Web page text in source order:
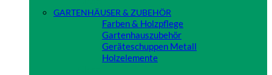
GARTENHÄUSER & ZUBEHÖR
Farben & Holzpflege
Gartenhauszubehör
Geräteschuppen Metall
Holzelemente